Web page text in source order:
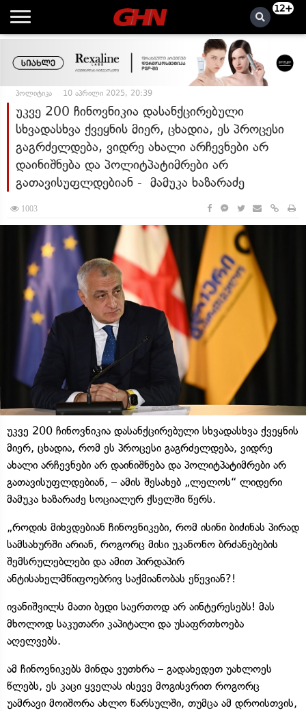
12+
პოლიტიკა 10 აპრილი 2025, 20:39
უკვე 200 ჩინოვნიკია დასანქცირებული
სხვადასხვა ქვეყნის მიერ, ცხადია, ეს პროცესი
გაგრძელდება, ვიდრე ახალი არჩევნები არ
დაინიშნება და პოლიტპატიმრები არ
გათავისუფლდებიან - მამუკა ხაზარაძე
1003
უკვე 200 ჩინოვნიკია დასანქცირებული სხვადასხვა ქვეყნის
მიერ, ცხადია, რომ ეს პროცესი გაგრძელდება, ვიდრე
ახალი არჩევნები არ დაინიშნება და პოლიტპატიმრები არ
გათავისუფლდებიან, – ამის შესახებ „ლელოს“ ლიდერი
მამუკა ხაზარაძე სოციალურ ქსელში წერს.
„როდის მიხვდებიან ჩინოვნიკები, რომ ისინი ბიძინას პირად
სამსახურში არიან, როგორც მისი უკანონო ბრძანებების
შემსრულებლები და ამით პირდაპირ
ანტისახელმწიფოებრივ საქმიანობას ეწევიან?!
ივანიშვილს მათი ბედი საერთოდ არ აინტერესებს! მას
მხოლოდ საკუთარი კაპიტალი და უსაფრთხოება
აღელვებს.
ამ ჩინოვნიკებს მინდა ვუთხრა – გადახედეთ უახლოეს
წლებს, ეს კაცი ყველას ისევე მოგისვრით როგორც
უამრავი მოიშორა ახლო წარსულში, თუმცა ამ დროისთვის,